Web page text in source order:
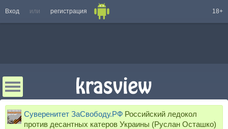
Вход или регистрация 18+
Суверенитет ЗаСвободу.РФ Российский ледокол
против десантных катеров Украины (Руслан Осташко)